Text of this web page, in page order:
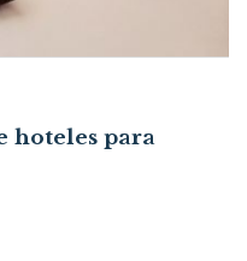
hoteles para